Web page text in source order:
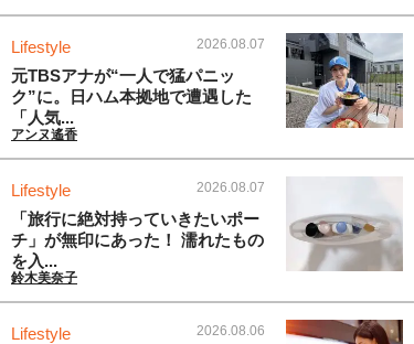
Lifestyle 2026.08.07
元TBSアナが“一人で猛パニッ
ク”に。日ハム本拠地で遭遇した
「人気...
アンヌ遙香
Lifestyle 2026.08.07
「旅行に絶対持っていきたいポー
チ」が無印にあった！ 濡れたもの
を入...
鈴木美奈子
Lifestyle 2026.08.06